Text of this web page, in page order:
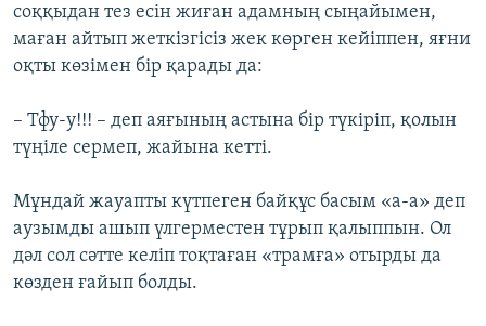
соққыдан тез есін жиған адамның сыңайымен,
маған айтып жеткізгісіз жек көрген кейіппен, яғни
оқты көзімен бір қарады да:
– Тфу-у!!! – деп аяғының астына бір түкіріп, қолын
түңіле сермеп, жайына кетті.
Мұндай жауапты күтпеген байқұс басым «а-а» деп
аузымды ашып үлгерместен тұрып қалыппын. Ол
дәл сол сәтте келіп тоқтаған «трамға» отырды да
көзден ғайып болды.